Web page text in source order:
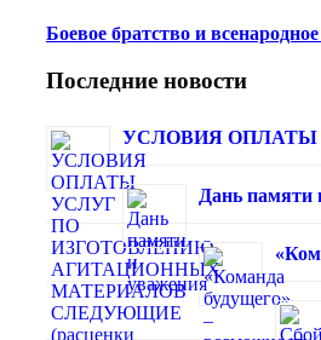
Боевое братство и
Последние новости
УСЛОВИЯ ОПЛАТЫ
Дань памяти